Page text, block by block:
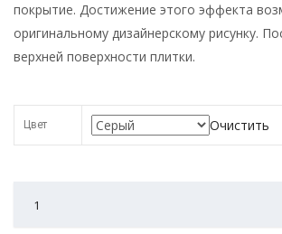
покрытие. Достижение этого эффекта
оригинальному дизайнерскому рисунку.
верхней поверхности плитки.
Цвет Очистить